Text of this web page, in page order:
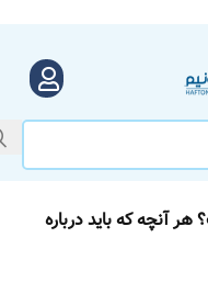
آنچه که باید درباره